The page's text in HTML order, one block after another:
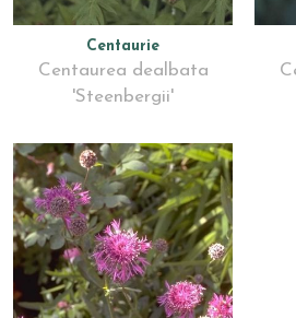
Centaurie
Centaurea dealbata
'Steenbergii'